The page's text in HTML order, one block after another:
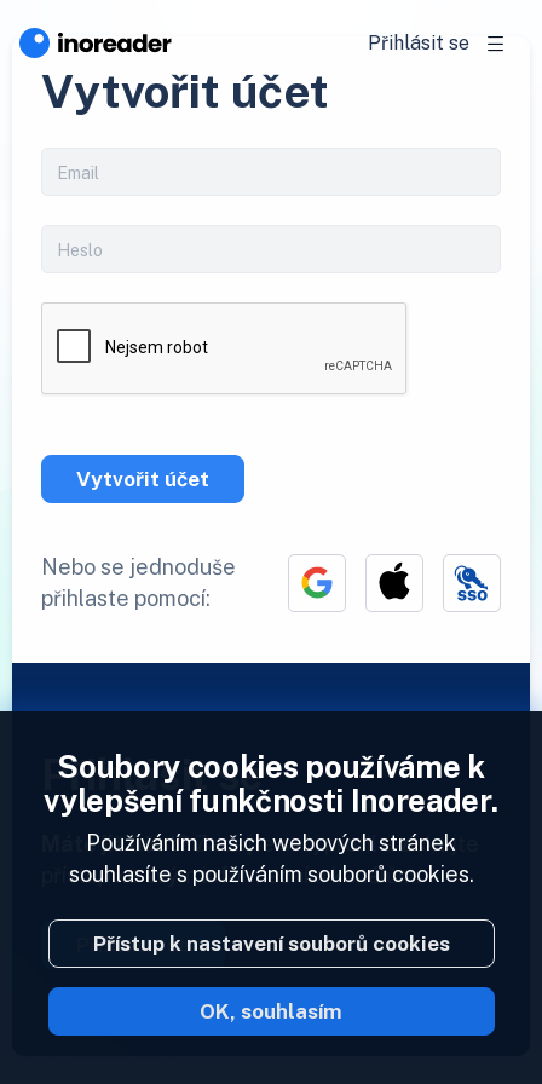
Přihlásit se
Vytvořit účet
Vytvořit účet
Nebo se jednoduše
přihlaste pomocí:
Přihlásit se
Máte již účet?Zadejte svůj profil a získejte
přístup ke svým informačním kanálům.
Přihlásit se
2023 © Inoreader
Soubory cookies používáme k
vylepšení funkčnosti Inoreader.
Používáním našich webových stránek
souhlasíte s používáním souborů cookies.
Přístup k nastavení souborů cookies
OK, souhlasím